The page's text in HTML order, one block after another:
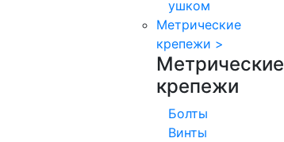
ушком
Метрические
крепежи >
Метрические
крепежи
Болты
Винты